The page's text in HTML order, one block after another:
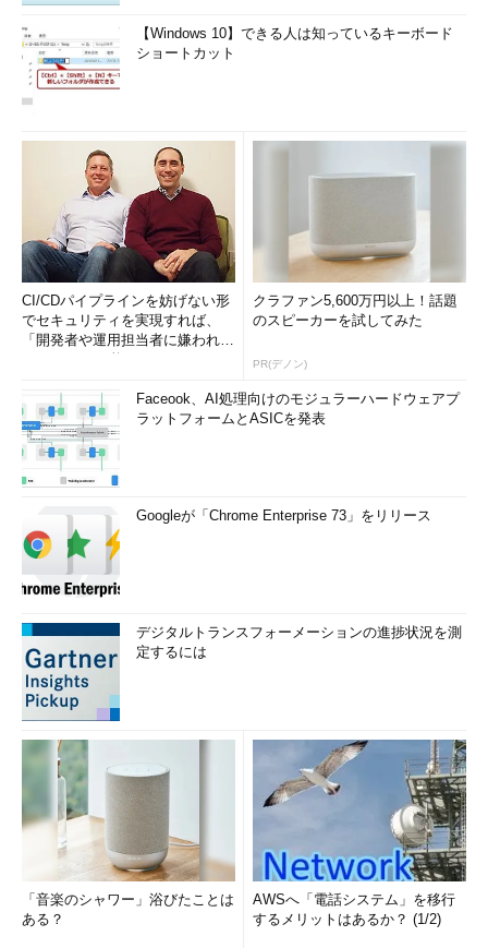
【Windows 10】できる人は知っているキーボード
ショートカット
CI/CDパイプラインを妨げない形
でセキュリティを実現すれば、
「開発者や運用担当者に嫌われな
クラファン5,600万円以上！話題
のスピーカーを試してみた
PR(デノン)
Faceook、AI処理向けのモジュラーハードウェアプ
ラットフォームとASICを発表
Googleが「Chrome Enterprise 73」をリリース
デジタルトランスフォーメーションの進捗状況を測
定するには
「音楽のシャワー」浴びたことは
ある？
AWSへ「電話システム」を移行
するメリットはあるか？ (1/2)